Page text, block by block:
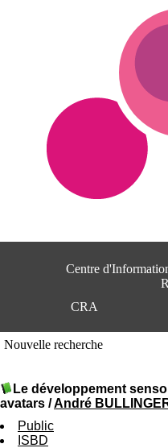
Centre
CRA
Nouvelle recherche
Le développement
avatars /André
Public
ISBD
A
c
c
e
i
A
e
e
f
o